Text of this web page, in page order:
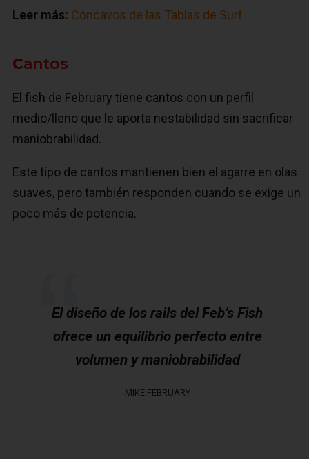
Leer más: Cóncavos de las Tablas de Surf
Cantos
El fish de February tiene cantos con un perfil
medio/lleno que le aporta nestabilidad sin sacrificar
maniobrabilidad.
Este tipo de cantos mantienen bien el agarre en olas
suaves, pero también responden cuando se exige un
poco más de potencia.
El diseño de los rails del Feb’s Fish
ofrece un equilibrio perfecto entre
volumen y maniobrabilidad
MIKE FEBRUARY